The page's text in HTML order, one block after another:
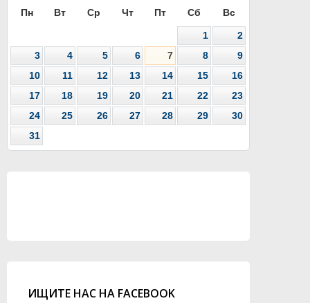
Пн Вт Ср Чт Пт Сб Вс
1
2
3
4 5 6 7 8
9
10
11 12 13 14 15
16
17
18 19 20 21 22
23
24
25 26 27 28 29
30
31
ИЩИТЕ НАС НА FACEBOOK